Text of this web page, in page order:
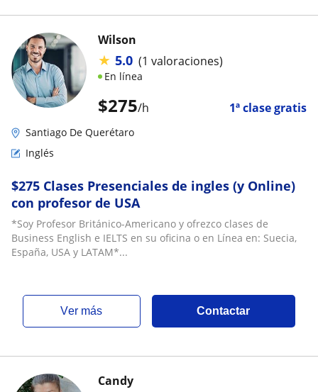
$275/h 1ª clase gratis
Wilson
★ 5.0 (1 valoraciones)
En línea
Santiago De Querétaro
Inglés
$275 Clases Presenciales de ingles (y Online)
con profesor de USA
*Soy Profesor Británico-Americano y ofrezco clases de
Business English e IELTS en su oficina o en Línea en: Suecia,
España, USA y LATAM*...
ver más Contactar
Candy